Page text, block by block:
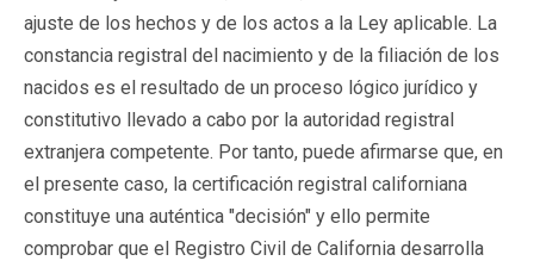
ajuste de los hechos y de los actos a la Ley aplicable. La
constancia registral del nacimiento y de la filiación de los
nacidos es el resultado de un proceso lógico jurídico y
constitutivo llevado a cabo por la autoridad registral
extranjera competente. Por tanto, puede afirmarse que, en
el presente caso, la certificación registral californiana
constituye una auténtica "decisión" y ello permite
comprobar que el Registro Civil de California desarrolla